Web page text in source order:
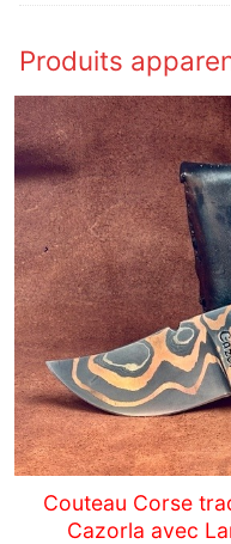
Produits
Couteau Corse
Cazorla avec